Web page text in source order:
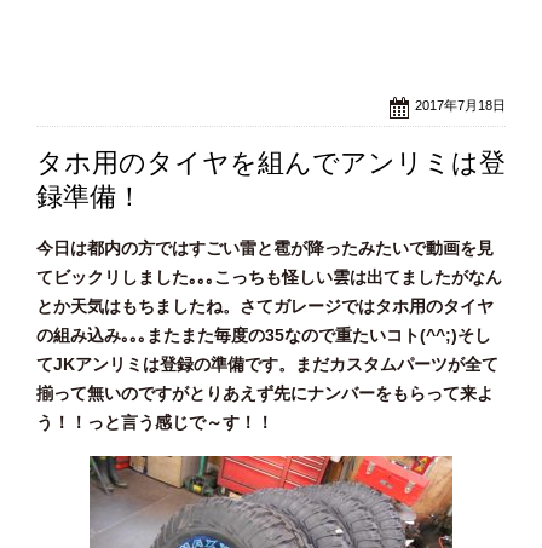
2017年7月18日
タホ用のタイヤを組んでアンリミは登
録準備！
今日は都内の方ではすごい雷と雹が降ったみたいで動画を見
てビックリしました｡｡｡こっちも怪しい雲は出てましたがなん
とか天気はもちましたね。さてガレージではタホ用のタイヤ
の組み込み｡｡｡またまた毎度の35なので重たいコト(^^;)そし
てJKアンリミは登録の準備です。まだカスタムパーツが全て
揃って無いのですがとりあえず先にナンバーをもらって来よ
う！！っと言う感じで～す！！